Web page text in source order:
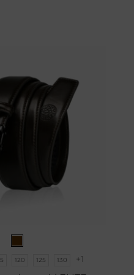
120 125 130 +1